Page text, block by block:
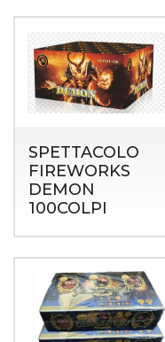
SPETTACOLO
FIREWORKS
DEMON
100COLPI